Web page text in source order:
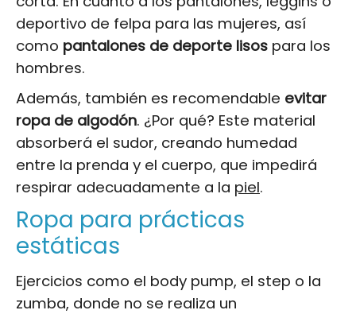
deportivo de felpa para las mujeres, así
como pantalones de deporte lisos para los
hombres.
Además, también es recomendable evitar
ropa de algodón. ¿Por qué? Este material
absorberá el sudor, creando humedad
entre la prenda y el cuerpo, que impedirá
respirar adecuadamente a la piel.
Ropa para prácticas
estáticas
Ejercicios como el body pump, el step o la
zumba, donde no se realiza un